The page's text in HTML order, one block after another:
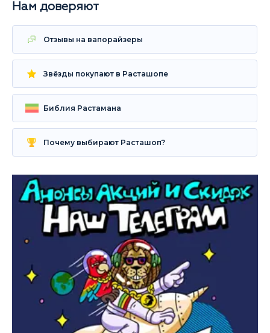
Нам доверяют
Отзывы на вапорайзеры
Звёзды покупают в Расташопе
Библия Растамана
Почему выбирают Расташоп?